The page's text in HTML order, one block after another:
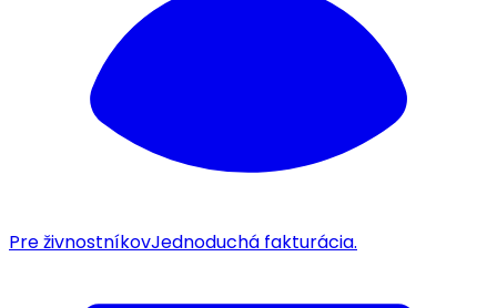
Pre živnostníkovJednoduchá fakturácia.